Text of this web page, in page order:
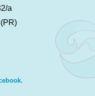
a
(PR)